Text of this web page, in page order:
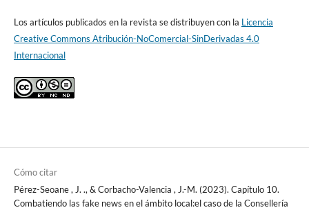
Los artículos publicados en la revista se distribuyen con la Licencia
Creative Commons Atribución-NoComercial-SinDerivadas 4.0
Internacional
Cómo citar
Pérez-Seoane , J. ., & Corbacho-Valencia , J.-M. (2023). Capítulo 10.
Combatiendo las fake news en el ámbito local:el caso de la Consellería